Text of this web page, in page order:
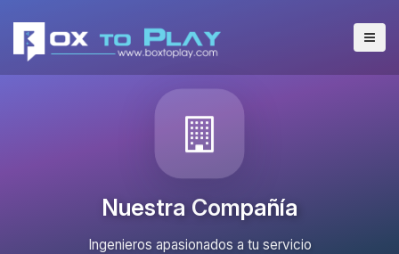
Nuestra Compañía
Ingenieros apasionados a tu servicio